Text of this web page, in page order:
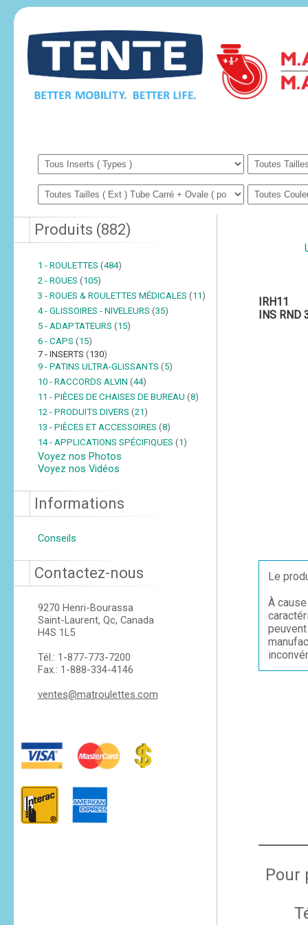
Produits (882)
1 - ROULETTES (484)
2 - ROUES (105)
3 - ROUES & ROULETTES MÉDICALES (11)
4 - GLISSOIRES - NIVELEURS (35)
5 - ADAPTATEURS (15)
6 - CAPS (15)
7 - INSERTS (130)
9 - PATINS ULTRA-GLISSANTS (5)
10 - RACCORDS ALVIN (44)
11 - PIÈCES DE CHAISES DE BUREAU (8)
12 - PRODUITS DIVERS (21)
13 - PIÈCES ET ACCESSOIRES (8)
14 - APPLICATIONS SPÉCIFIQUES (1)
Voyez nos Photos
Voyez nos Vidéos
Informations
Conseils
Contactez-nous
9270 Henri-Bourassa
Saint-Laurent, Qc, Canada
H4S 1L5
Tél.: 1-877-773-7200
Fax.: 1-888-334-4146
ventes@matroulettes.com
IRH11
INS RND
Le
À
Pour